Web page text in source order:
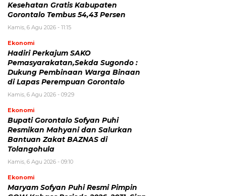
Kesehatan Gratis Kabupaten
Gorontalo Tembus 54,43 Persen
Kamis, 6 Agu 2026 - 11:15
Ekonomi
Hadiri Perkajum SAKO
Pemasyarakatan,Sekda Sugondo :
Dukung Pembinaan Warga Binaan
di Lapas Perempuan Gorontalo
Kamis, 6 Agu 2026 - 09:29
Ekonomi
Bupati Gorontalo Sofyan Puhi
Resmikan Mahyani dan Salurkan
Bantuan Zakat BAZNAS di
Tolangohula
Kamis, 6 Agu 2026 - 09:10
Ekonomi
Maryam Sofyan Puhi Resmi Pimpin